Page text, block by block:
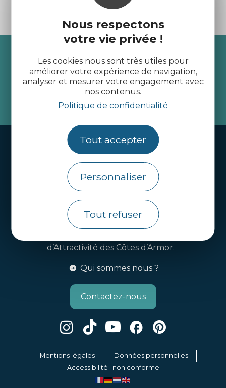
Nous respectons
votre vie privée !
Les cookies nous sont très utiles pour
améliorer votre expérience de navigation,
analyser et mesurer votre engagement avec
nos contenus.
Politique de confidentialité
Tout accepter
Personnaliser
Tout refuser
Recevez l’actualité des
Côtes d’Armor
je m'abonne
Handi-tourisme
Webcams
Brochures
Infos pratiques
Côtes d’Armor Destination
d’Attractivité des Côtes d’Armor.
Qui sommes nous ?
Contactez-nous
Mentions légales
Données personnelles
Accessibilité : non conforme